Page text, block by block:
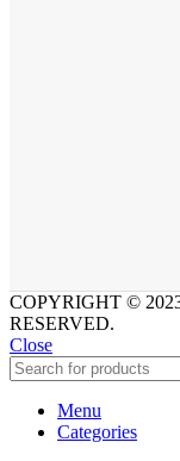
COPYRIGHT ©
RESERVED.
Close
Menu
Categories